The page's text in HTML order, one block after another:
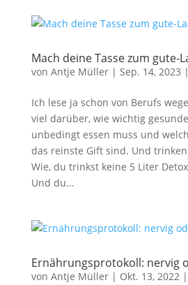
Mach deine Tasse zum gute-
von Antje Müller| Sep. 14, 2023 |
Ich lese ja schon von Berufs
viel darüber, wie wichtig
unbedingt essen muss und
das reinste Gift sind. Und
Wie, du trinkst keine 5 Liter
Und du...
Ernährungsprotokoll: nervig
von Antje Müller| Okt. 13, 2022|